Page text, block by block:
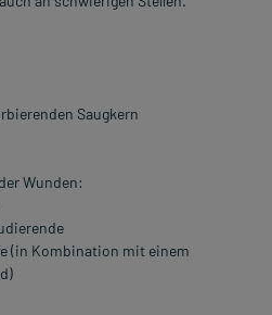
Saugkern
Wunden:
(in Kombination mit einem